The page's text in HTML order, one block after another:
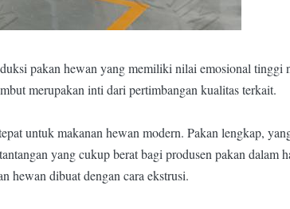
pakan hewan yang memiliki nilai emosional tinggi
merupakan inti dari pertimbangan kualitas terkait.
untuk makanan hewan modern. Pakan lengkap,
yang cukup berat bagi produsen pakan
hewan dibuat dengan cara ekstrusi.